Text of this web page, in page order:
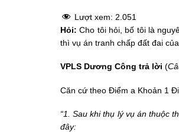
Lượt xem: 2.051
Hỏi: Cho tôi hỏi, bố tôi là
thì vụ án tranh chấp đất đai
VPLS Dương Công trả lời (
Căn cứ theo Điểm a Khoản 1
“1. Sau khi thụ lý vụ án thuộc
đây: